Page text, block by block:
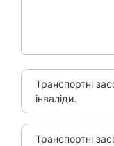
Транспортні
інваліди.
Транспортні